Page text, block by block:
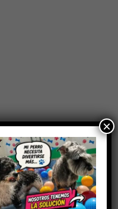
×